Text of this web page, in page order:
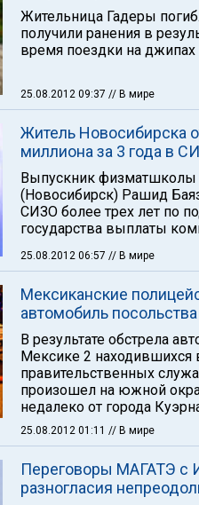
Жительница Гадеры
получили ранения в
время поездки на
25.08.2012 09:37 // В мире
Житель Новосибирска
миллиона за 3 года в
Выпускник физматшколы
(Новосибирск) Рашид
СИЗО более трех лет по
государства выплаты
25.08.2012 06:57 // В мире
Мексиканские
автомобиль
В результате обстрела
Мексике 2 находившихся
правительственных
произошел на южной
недалеко от города
25.08.2012 01:11 // В мире
Переговоры МАГАТЭ с
разногласия